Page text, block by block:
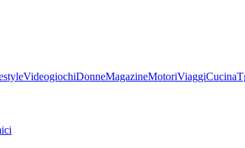
VideogiochiDonneMagazineMotoriViaggiCucina